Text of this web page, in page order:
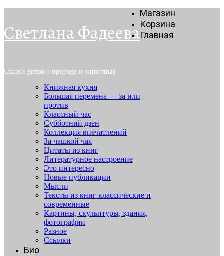
Светлана Фадеева
Сказки детям о природе и животных
Магазин
Корзина
Главная
Книжная кухня
Большая перемена — за или
против
Классный час
Субботний дзен
Коллекция впечатлений
За чашкой чая
Цитаты из книг
Литературное настроение
Это интересно
Новые публикации
Мысли
Тексты из книг классические и
современные
Картины, скульптуры, здания,
фотографии
Разное
Ссылки
Био